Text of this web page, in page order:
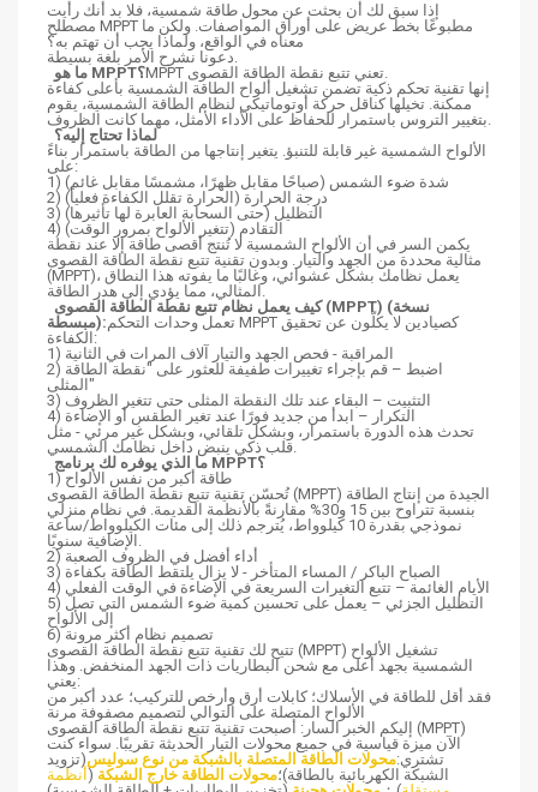
إذا سبق لك أن بحثت عن محول طاقة شمسية، فلا بد أنك رأيت
مصطلح MPPT مطبوعًا بخط عريض على أوراق المواصفات. ولكن ما
معناه في الواقع، ولماذا يجب أن تهتم به؟
دعونا نشرح الأمر بلغة بسيطة.
ما هو MPPT؟
MPPT تعني تتبع نقطة الطاقة القصوى.
إنها تقنية تحكم ذكية تضمن تشغيل ألواح الطاقة الشمسية بأعلى كفاءة
ممكنة. تخيلها كناقل حركة أوتوماتيكي لنظام الطاقة الشمسية، يقوم
بتغيير التروس باستمرار للحفاظ على الأداء الأمثل، مهما كانت الظروف.
لماذا تحتاج إليه؟
الألواح الشمسية غير قابلة للتنبؤ. يتغير إنتاجها من الطاقة باستمرار بناءً
على:
1) شدة ضوء الشمس (صباحًا مقابل ظهرًا، مشمسًا مقابل غائم)
2) درجة الحرارة (الحرارة تقلل الكفاءة فعلياً)
3) التظليل (حتى السحابة العابرة لها تأثيرها)
4) التقادم (تتغير الألواح بمرور الوقت)
يكمن السر في أن الألواح الشمسية لا تُنتج أقصى طاقة إلا عند نقطة
مثالية محددة من الجهد والتيار. وبدون تقنية تتبع نقطة الطاقة القصوى
(MPPT)، يعمل نظامك بشكل عشوائي، وغالبًا ما يفوته هذا النطاق
المثالي، مما يؤدي إلى هدر الطاقة.
كيف يعمل نظام تتبع نقطة الطاقة القصوى (MPPT) (نسخة
مبسطة):تعمل وحدات التحكم MPPT كصيادين لا يكلّون عن تحقيق
الكفاءة:
1) المراقبة - فحص الجهد والتيار آلاف المرات في الثانية
2) اضبط – قم بإجراء تغييرات طفيفة للعثور على "نقطة الطاقة
المثلى"
3) التثبيت – البقاء عند تلك النقطة المثلى حتى تتغير الظروف
4) التكرار – ابدأ من جديد فورًا عند تغير الطقس أو الإضاءة
تحدث هذه الدورة باستمرار، وبشكل تلقائي، وبشكل غير مرئي - مثل
قلب ذكي ينبض داخل نظامك الشمسي.
ما الذي يوفره لك برنامج MPPT؟
1) طاقة أكبر من نفس الألواح
تُحسّن تقنية تتبع نقطة الطاقة القصوى (MPPT) الجيدة من إنتاج الطاقة
بنسبة تتراوح بين 15 و30% مقارنةً بالأنظمة القديمة. في نظام منزلي
نموذجي بقدرة 10 كيلوواط، يُترجم ذلك إلى مئات الكيلوواط/ساعة
الإضافية سنويًا.
2) أداء أفضل في الظروف الصعبة
3) الصباح الباكر / المساء المتأخر - لا يزال يلتقط الطاقة بكفاءة
4) الأيام الغائمة – تتبع التغيرات السريعة في الإضاءة في الوقت الفعلي
5) التظليل الجزئي – يعمل على تحسين كمية ضوء الشمس التي تصل
إلى الألواح
6) تصميم نظام أكثر مرونة
تتيح لك تقنية تتبع نقطة الطاقة القصوى (MPPT) تشغيل الألواح
الشمسية بجهد أعلى مع شحن البطاريات ذات الجهد المنخفض. وهذا
يعني:
فقد أقل للطاقة في الأسلاك؛ كابلات أرق وأرخص للتركيب؛ عدد أكبر من
الألواح المتصلة على التوالي لتصميم مصفوفة مرنة
إليكم الخبر السار: أصبحت تقنية تتبع نقطة الطاقة القصوى (MPPT)
الآن ميزة قياسية في جميع محولات التيار الحديثة تقريبًا. سواء كنت
تشتري:محولات الطاقة المتصلة بالشبكة من نوع سوليس(تزويد
الشبكة الكهربائية بالطاقة)؛محولات الطاقة خارج الشبكة ( أنظمة